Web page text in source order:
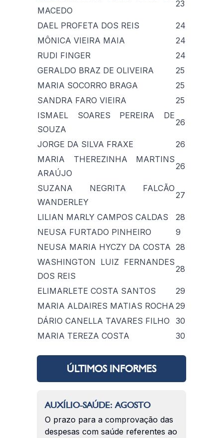
MACEDO
23
DAEL PROFETA DOS REIS
24
MÔNICA VIEIRA MAIA
24
RUDI FINGER
24
GERALDO BRAZ DE OLIVEIRA
25
MARIA SOCORRO BRAGA
25
SANDRA FARO VIEIRA
25
ISMAEL SOARES PEREIRA DE
SOUZA
26
JORGE DA SILVA FRAXE
26
MARIA THEREZINHA MARTINS
ARAÚJO
26
SUZANA NEGRITA FALCÃO
WANDERLEY
27
LILIAN MARLY CAMPOS CALDAS
28
NEUSA FURTADO PINHEIRO
9
NEUSA MARIA HYCZY DA COSTA 28
WASHINGTON LUIZ FERNANDES
DOS REIS
28
ELIMARLETE COSTA SANTOS
29
MARIA ALDAIRES MATIAS ROCHA 29
DÁRIO CANELLA TAVARES FILHO
30
MARIA TEREZA COSTA
30
ÚLTIMOS INFORMES
AUXÍLIO-SAÚDE: AGOSTO
O prazo para a comprovação das
despesas com saúde referentes ao